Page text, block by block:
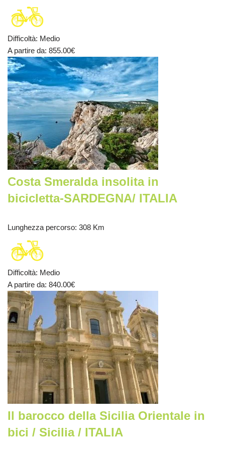
Difficoltà: Medio
A partire da: 855.00€
Costa Smeralda insolita in
bicicletta-SARDEGNA/ ITALIA
Lunghezza percorso: 308 Km
Difficoltà: Medio
A partire da: 840.00€
Il barocco della Sicilia Orientale in
bici / Sicilia / ITALIA